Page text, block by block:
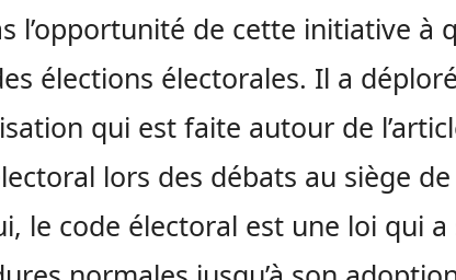
l’opportunité de cette initiative à
élections électorales. Il a
qui est faite autour de
lors des débats au siège de
le code électoral est une loi qui a